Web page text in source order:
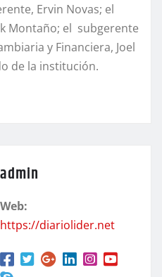
Ervin Novas; el
Montaño; el subgerente
y Financiera, Joel
de la institución.
admin
Web:
https://diariolider.net